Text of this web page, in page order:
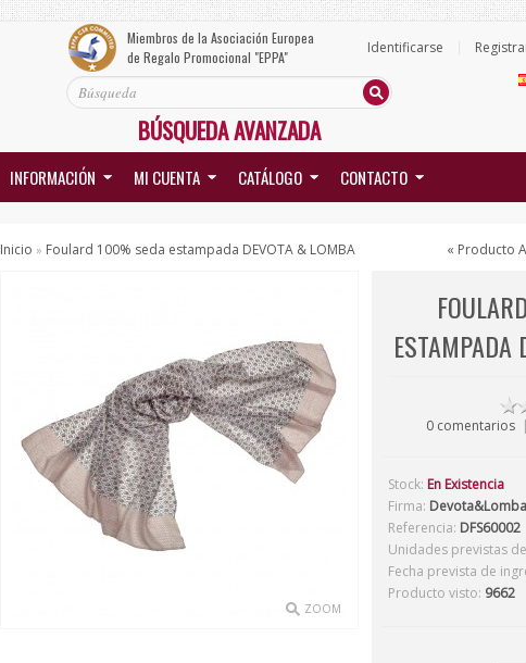
Identificarse
Miembros de la Asociación Europea
de Regalo Promocional "EPPA"
BÚSQUEDA AVANZADA
INFORMACIÓN MI CUENTA CATÁLOGO CONTACTO
Inicio » Foulard 100% seda estampada DEVOTA & LOMBA « Producto
ZOOM
ESTAMPADA
0 comentarios
Stock: En Existencia
Firma: Devota&Lomba
Referencia: DFS60002
Unidades previstas
Fecha prevista de
Producto visto: 9662